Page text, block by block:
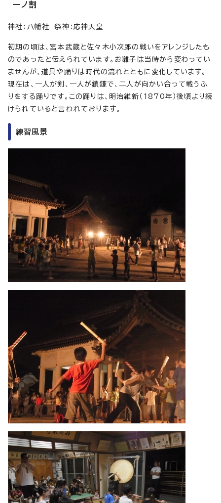
一ノ割
神社：八幡社 祭神：応神天皇
初期の頃は、宮本武蔵と佐々木小次郎の戦いをアレンジしたも
のであったと伝えられています。お囃子は当時から変わってい
ませんが、道具や踊りは時代の流れとともに変化しています。
現在は、一人が剣、一人が鎖鎌で、二人が向かい合って戦うふ
りをする踊りです。この踊りは、明治維新（1870年）後頃より続
けられていると言われております。
練習風景